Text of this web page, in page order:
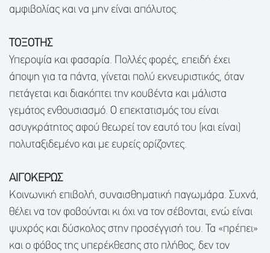
αμφιβολίας και να μην είναι απόλυτος.
ΤΟΞΟΤΗΣ
Υπεροψία και φασαρία. Πολλές φορές, επειδή έχει
άποψη για τα πάντα, γίνεται πολύ εκνευριστικός, όταν
πετάγεται και διακόπτει την κουβέντα και μάλιστα
γεμάτος ενθουσιασμό. Ο επεκτατισμός του είναι
ασυγκράτητος αφού θεωρεί τον εαυτό του (και είναι)
πολυταξιδεμένο και με ευρείς ορίζοντες.
ΑΙΓΟΚΕΡΩΣ
Κοινωνική επιβολή, συναισθηματική παγωμάρα. Συχνά,
θέλει να τον φοβούνται κι όχι να τον σέβονται, ενώ είναι
ψυχρός και δύσκολος στην προσέγγισή του. Τα «πρέπει»
και ο φόβος της υπερέκθεσης στο πλήθος, δεν τον